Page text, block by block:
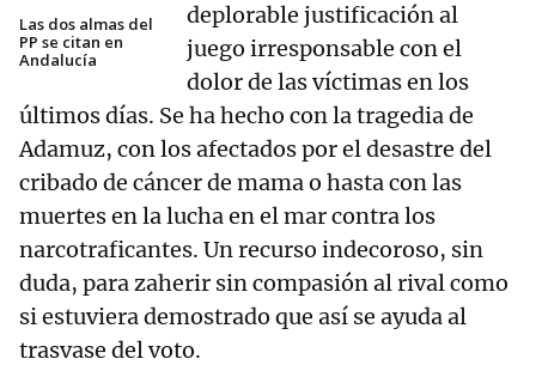
Las dos almas del
PP se citan en
Andalucía
deplorable justificación al
juego irresponsable con el
dolor de las víctimas en los
últimos días. Se ha hecho con la tragedia de
Adamuz, con los afectados por el desastre del
cribado de cáncer de mama o hasta con las
muertes en la lucha en el mar contra los
narcotraficantes. Un recurso indecoroso, sin
duda, para zaherir sin compasión al rival como
si estuviera demostrado que así se ayuda al
trasvase del voto.